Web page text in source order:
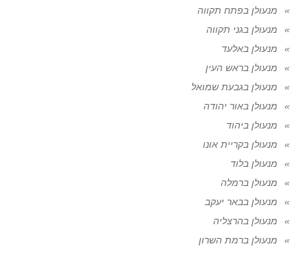
מנעולן בפתח תקווה
מנעולן בגני תקווה
מנעולן באלעד
מנעולן בראש העין
מנעולן בגבעת שמואל
מנעולן באור יהודה
מנעולן ביהוד
מנעולן בקריית אונו
מנעולן בלוד
מנעולן ברמלה
מנעולן בבאר יעקב
מנעולן בהרצליה
מנעולן ברמת השרון